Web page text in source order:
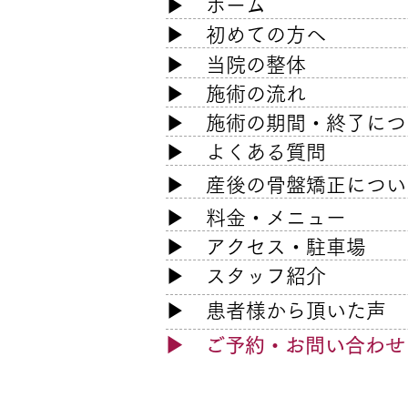
長年の猫背による首肩こり改
善の口コミ
​▶ ホーム
​▶ 初めての方へ
▶ 当院の整体
▶ 施術の流れ
▶ 施術の期間・終了につ
▶ よくある質問
​▶ 産後の骨盤矯正につ
​▶ 料金・メニュー
​▶
アクセス・駐車場
​▶
スタッフ紹介
​▶ 患者様から頂いた声
​▶
ご予約・ お問い合わせ